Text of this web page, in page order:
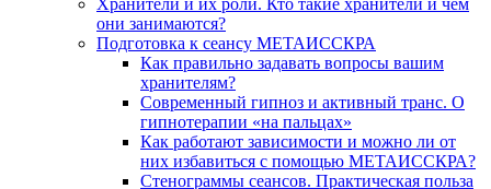
Хранители и их роли. Кто такие хранители и чем
они занимаются?
Подготовка к сеансу МЕТАИССКРА
Как правильно задавать вопросы вашим
хранителям?
Современный гипноз и активный транс. О
гипнотерапии «на пальцах»
Как работают зависимости и можно ли от
них избавиться с помощью МЕТАИССКРА?
Стенограммы сеансов. Практическая польза